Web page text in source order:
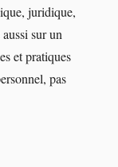
juridique,
sur un
et pratiques
pas